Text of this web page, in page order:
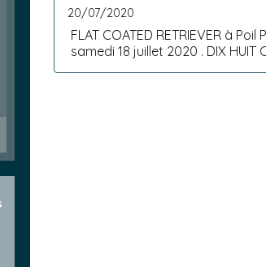
20/07/2020
FLAT COATED RETRIEVER à
samedi 18 juillet 2020 . DIX